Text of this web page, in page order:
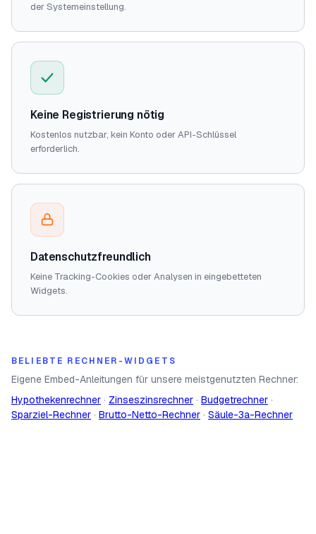
der Systemeinstellung.
Keine Registrierung nötig
Kostenlos nutzbar, kein Konto oder API-Schlüssel
erforderlich.
Datenschutzfreundlich
Keine Tracking-Cookies oder Analysen in eingebetteten
Widgets.
BELIEBTE RECHNER-WIDGETS
Eigene Embed-Anleitungen für unsere meistgenutzten Rechner:
Hypothekenrechner · Zinseszinsrechner · Budgetrechner ·
Sparziel-Rechner · Brutto-Netto-Rechner · Säule-3a-Rechner